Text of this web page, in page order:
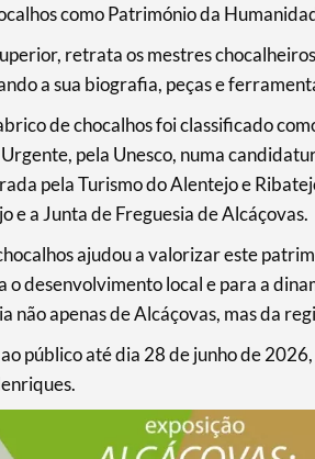
como Património da
retrata os mestres
a sua biografia, peças e
de chocalhos foi classificado
pela Unesco, numa
pela Turismo do Alentejo e
e a Junta de Freguesia de Alcáçovas.
ajudou a valorizar este
desenvolvimento local e para a
apenas de Alcáçovas, mas da
público até dia 28 de junho de